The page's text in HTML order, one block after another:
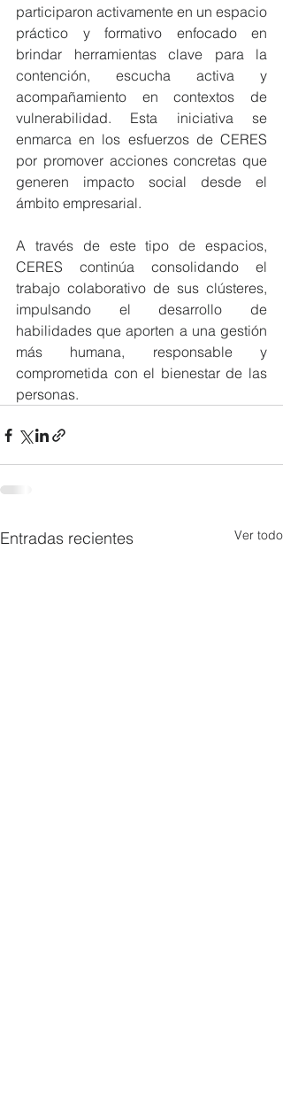
participaron activamente en un espacio
práctico y formativo enfocado en
brindar herramientas clave para la
contención, escucha activa y
acompañamiento en contextos de
vulnerabilidad. Esta iniciativa se
enmarca en los esfuerzos de CERES
por promover acciones concretas que
generen impacto social desde el
ámbito empresarial.
A través de este tipo de espacios,
CERES continúa consolidando el
trabajo colaborativo de sus clústeres,
impulsando el desarrollo de
habilidades que aporten a una gestión
más humana, responsable y
comprometida con el bienestar de las
personas.
Entradas recientes Ver todo